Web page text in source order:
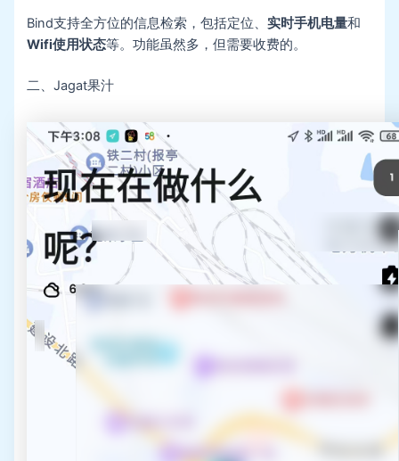
Bind支持全方位的信息检索，包括定位、实时手机电量和
Wifi使用状态等。功能虽然多，但需要收费的。
二、Jagat果汁